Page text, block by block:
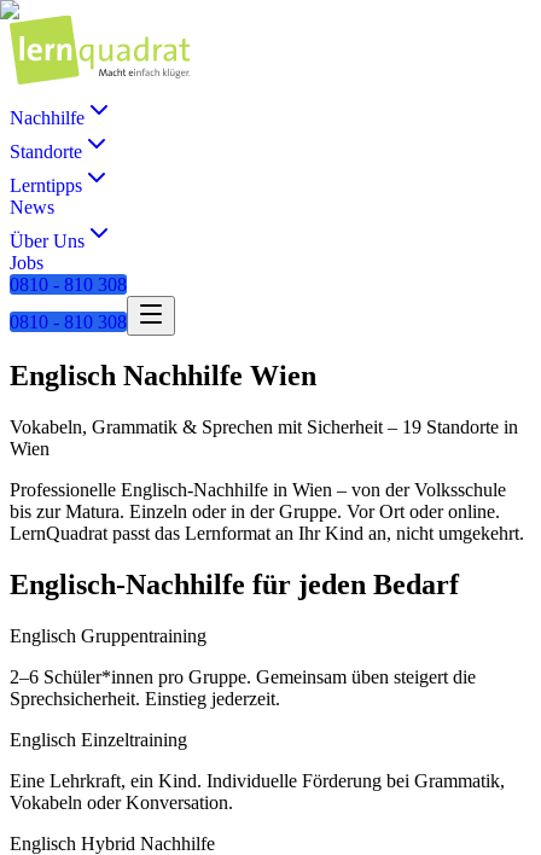
Nachhilfe
Standorte
Lerntipps
News
Über Uns
Jobs
0810 - 810 308
0810 - 810 308
Englisch Nachhilfe Wien
Vokabeln, Grammatik & Sprechen mit Sicherheit – 19 Standorte in
Wien
Professionelle Englisch-Nachhilfe in Wien – von der Volksschule
bis zur Matura. Einzeln oder in der Gruppe. Vor Ort oder online.
LernQuadrat passt das Lernformat an Ihr Kind an, nicht umgekehrt.
Englisch-Nachhilfe für jeden Bedarf
Englisch Gruppentraining
2–6 Schüler*innen pro Gruppe. Gemeinsam üben steigert die
Sprechsicherheit. Einstieg jederzeit.
Englisch Einzeltraining
Eine Lehrkraft, ein Kind. Individuelle Förderung bei Grammatik,
Vokabeln oder Konversation.
Englisch Hybrid Nachhilfe